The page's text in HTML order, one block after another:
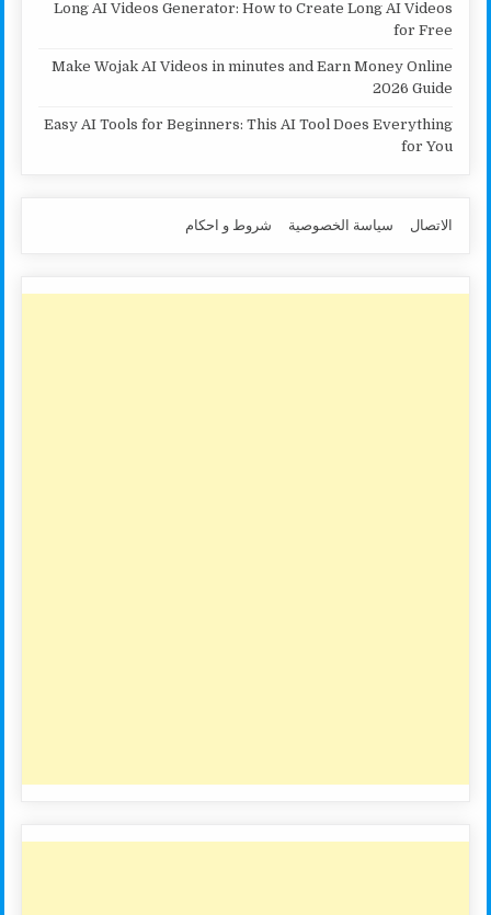
Long AI Videos Generator: How to Create Long AI Videos
for Free
Make Wojak AI Videos in minutes and Earn Money Online
2026 Guide
Easy AI Tools for Beginners: This AI Tool Does Everything
for You
الاتصال سياسة الخصوصية شروط و احكام